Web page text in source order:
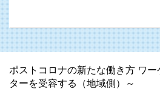
ポストコロナの新たな働き方 ワ
ターを受容する（地域側）～